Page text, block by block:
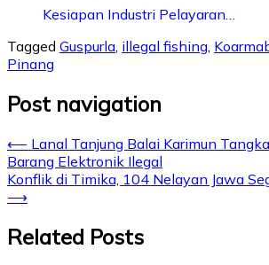
Kesiapan Industri Pelayaran…
Tagged Guspurla, illegal fishing,
Pinang
Post navigation
⟵ Lanal Tanjung Balai Karimun
Barang Elektronik Ilegal
Konflik di Timika, 104 Nelayan Jawa
⟶
Related Posts